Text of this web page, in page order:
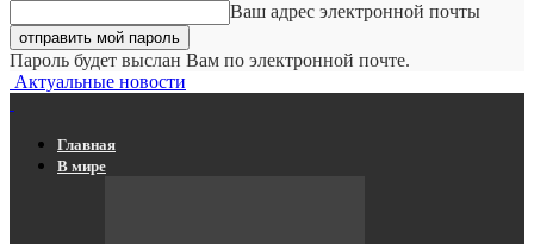
Ваш адрес электронной почты
Пароль будет выслан Вам по электронной почте.
Актуальные новости
Главная
В мире